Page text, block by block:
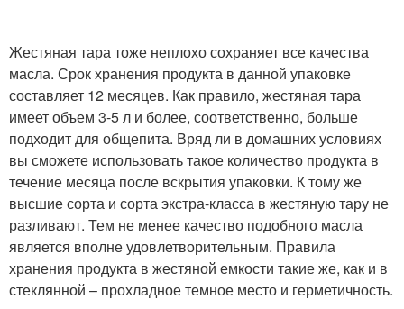
Жестяная тара тоже неплохо сохраняет все качества
масла. Срок хранения продукта в данной упаковке
составляет 12 месяцев. Как правило, жестяная тара
имеет объем 3-5 л и более, соответственно, больше
подходит для общепита. Вряд ли в домашних условиях
вы сможете использовать такое количество продукта в
течение месяца после вскрытия упаковки. К тому же
высшие сорта и сорта экстра-класса в жестяную тару не
разливают. Тем не менее качество подобного масла
является вполне удовлетворительным. Правила
хранения продукта в жестяной емкости такие же, как и в
стеклянной – прохладное темное место и герметичность.